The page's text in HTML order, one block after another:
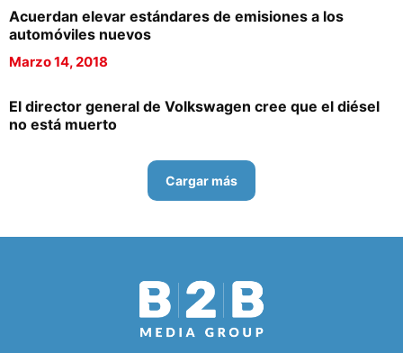
Acuerdan elevar estándares de emisiones a los
automóviles nuevos
Marzo 14, 2018
El director general de Volkswagen cree que el diésel
no está muerto
Cargar más